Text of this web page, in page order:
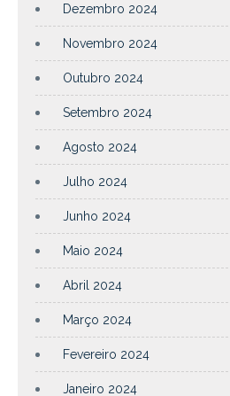
Dezembro 2024
Novembro 2024
Outubro 2024
Setembro 2024
Agosto 2024
Julho 2024
Junho 2024
Maio 2024
Abril 2024
Março 2024
Fevereiro 2024
Janeiro 2024